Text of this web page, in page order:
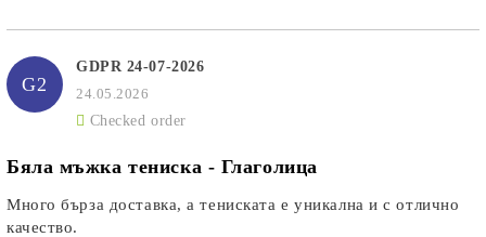
G2
GDPR 24-07-2026
24.05.2026
Checked order
Бяла мъжка тениска - Глаголица
Много бърза доставка, а тениската е уникална и с отлично
качество.